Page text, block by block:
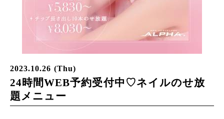
2023.10.26 (Thu)
24時間WEB予約受付中♡ネイルのせ放
題メニュー